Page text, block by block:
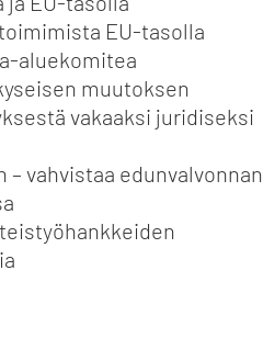
EU-tasolla
aluekomitea
muutoksen
vakaaksi juridiseksi
– vahvistaa edunvalvonnan